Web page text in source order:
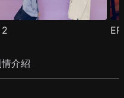
2
情介紹